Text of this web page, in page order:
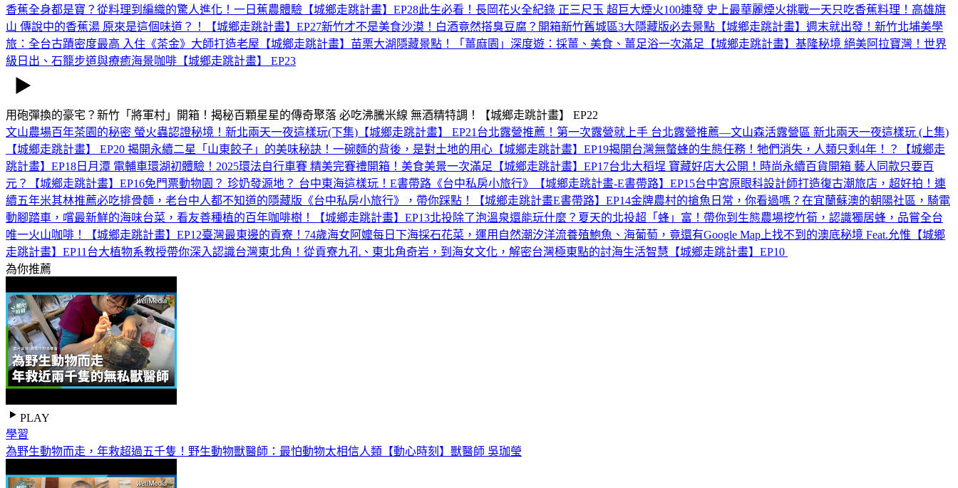
香蕉全身都是寶？從料理到編織的驚人進化！一日蕉農體驗【城鄉走跳計畫】EP28此生必看！長岡花火全紀錄 正三尺玉 超巨大煙火100連發 史上最華麗煙火挑戰一天只吃香蕉料理！高雄旗
山 傳說中的香蕉湯 原來是這個味道？！【城鄉走跳計畫】EP27新竹才不是美食沙漠！白酒竟然搭臭豆腐？開箱新竹舊城區3大隱藏版必去景點【城鄉走跳計畫】 週末就出發！新竹北埔美學
旅：全台古蹟密度最高 入住《茶金》大師打造老屋【城鄉走跳計畫】 苗栗大湖隱藏景點！「薑麻園」深度遊：採薑、美食、薑足浴一次滿足【城鄉走跳計畫】 基隆秘境 絕美阿拉寶灣！世界
級日出、石籠步道與療癒海景咖啡【城鄉走跳計畫】 EP23
用砲彈換的豪宅？新竹「將軍村」開箱！揭秘百顆星星的傳奇聚落 必吃沸騰米線 無酒精特調！【城鄉走跳計畫】 EP22
文山農場百年茶園的秘密 螢火蟲認證秘境！新北兩天一夜這樣玩(下集)【城鄉走跳計畫】 EP21 台北露營推薦！第一次露營就上手 台北露營推薦—文山森活露營區 新北兩天一夜這樣玩 (上集)
【城鄉走跳計畫】 EP20 ‪ 揭開永續二星「山東餃子」的美味秘訣！一碗麵的背後，是對土地的用心【城鄉走跳計畫】EP19揭開台灣無螫蜂的生態任務！牠們消失，人類只剩4年！？【城鄉走
跳計畫】EP18 日月潭 電輔車環湖初體驗！2025環法自行車賽 精美完賽禮開箱！美食美景一次滿足【城鄉走跳計畫】EP17台北大稻埕 寶藏好店大公開！時尚永續百貨開箱 藝人同款只要百
元？【城鄉走跳計畫】EP16免門票動物園？ 珍奶發源地？ 台中東海這樣玩！E書帶路《台中私房小旅行》【城鄉走跳計畫-E書帶路】EP15台中宮原眼科設計師打造復古潮旅店，超好拍！連
續五年米其林推薦必吃排骨麵，老台中人都不知道的隱藏版《台中私房小旅行》，帶你踩點！【城鄉走跳計畫E書帶路】EP14金牌農村的搶魚日常，你看過嗎？在宜蘭蘇澳的朝陽社區，騎電
動腳踏車，嚐最新鮮的海味台菜，看友善種植的百年咖啡樹！【城鄉走跳計畫】EP13北投除了泡溫泉還能玩什麼？夏天的北投超「蜂」富！帶你到生態農場挖竹筍，認識獨居蜂，品嘗全台
唯一火山咖啡！【城鄉走跳計畫】EP12臺灣最東邊的貢寮！74歲海女阿嬤每日下海採石花菜，運用自然潮汐洋流養殖鮑魚、海葡萄，竟還有Google Map上找不到的澳底秘境 Feat.允惟【城鄉
走跳計畫】EP11‪ 台大植物系教授帶你深入認識台灣東北角！從貢寮九孔、東北角奇岩，到海女文化，解密台灣極東點的討海生活智慧【城鄉走跳計畫】EP10 ‪
為你推薦
PLAY
學習
為野生動物而走，年救超過五千隻！野生動物獸醫師：最怕動物太相信人類【動心時刻】獸醫師 吳珈瑩